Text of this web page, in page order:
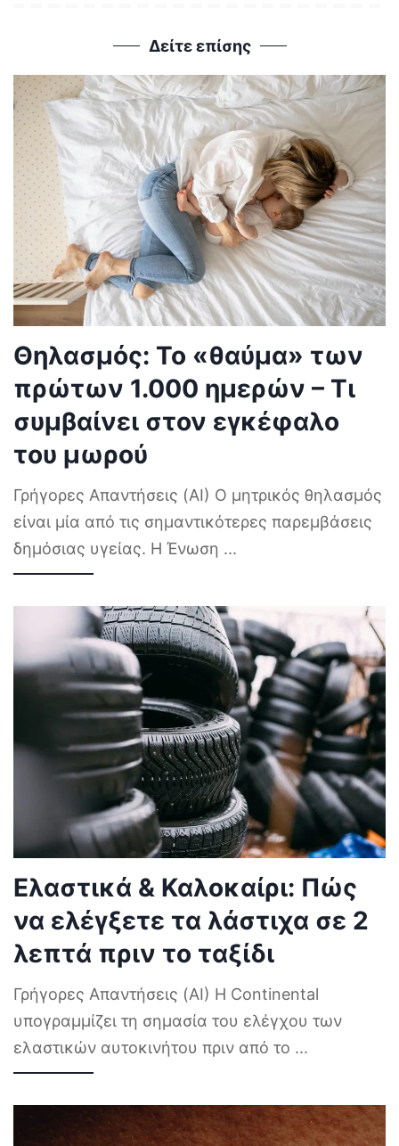
Δείτε επίσης
Θηλασμός: Το «θαύμα» των
πρώτων 1.000 ημερών – Τι
συμβαίνει στον εγκέφαλο
του μωρού
Γρήγορες Απαντήσεις (AI) Ο μητρικός θηλασμός
είναι μία από τις σημαντικότερες παρεμβάσεις
δημόσιας υγείας. Η Ένωση ...
Ελαστικά & Καλοκαίρι: Πώς
να ελέγξετε τα λάστιχα σε 2
λεπτά πριν το ταξίδι
Γρήγορες Απαντήσεις (AI) Η Continental
υπογραμμίζει τη σημασία του ελέγχου των
ελαστικών αυτοκινήτου πριν από το ...